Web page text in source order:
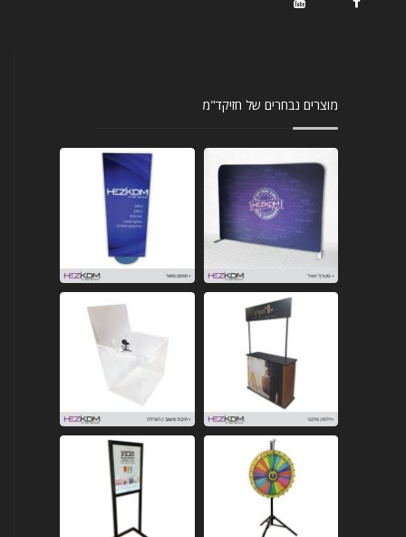
מוצרים נבחרים של חזיקד"מ